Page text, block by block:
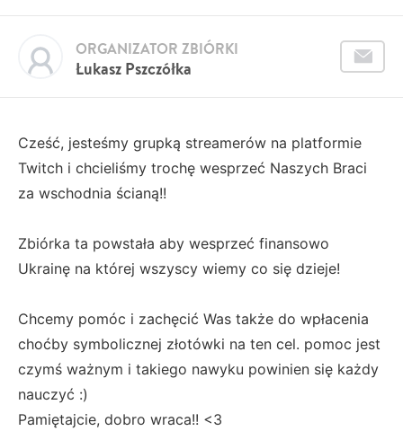
Łukasz Pszczółka
ORGANIZATOR ZBIÓRKI
Cześć, jesteśmy grupką streamerów na platformie
Twitch i chcieliśmy trochę wesprzeć Naszych Braci
za wschodnia ścianą!!
Zbiórka ta powstała aby wesprzeć finansowo
Ukrainę na której wszyscy wiemy co się dzieje!
Chcemy pomóc i zachęcić Was także do wpłacenia
choćby symbolicznej złotówki na ten cel. pomoc jest
czymś ważnym i takiego nawyku powinien się każdy
nauczyć :)
Pamiętajcie, dobro wraca!! <3